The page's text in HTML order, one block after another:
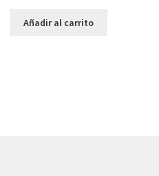
Añadir al carrito